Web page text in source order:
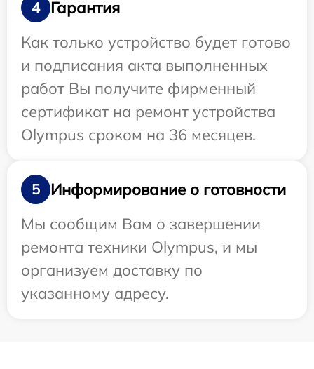
4
Гарантия
Как только устройство будет готово
и подписания акта выполненных
работ Вы получите фирменный
сертификат на ремонт устройства
Olympus сроком на 36 месяцев.
5
Информирование о готовности
Мы сообщим Вам о завершении
ремонта техники Olympus, и мы
организуем доставку по
указанному адресу.